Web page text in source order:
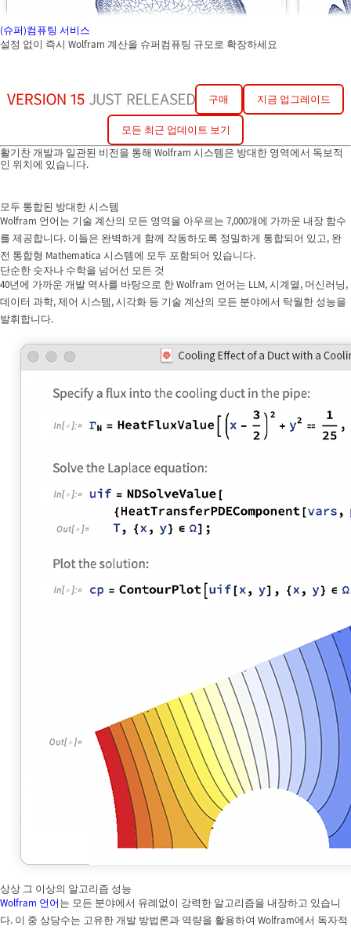
(슈퍼)컴퓨팅 서비스
설정 없이 즉시 Wolfram 계산을 슈퍼컴퓨팅 규모로 확장하세요
구매 지금 업그레이드
모든 최근 업데이트 보기
활기찬 개발과 일관된 비전을 통해 Wolfram 시스템은 방대한 영역에서 독보적
인 위치에 있습니다.
모두 통합된 방대한 시스템
Wolfram 언어는 기술 계산의 모든 영역을 아우르는 7,000개에 가까운 내장 함수
를 제공합니다. 이들은 완벽하게 함께 작동하도록 정밀하게 통합되어 있고, 완
전 통합형 Mathematica 시스템에 모두 포함되어 있습니다.
단순한 숫자나 수학을 넘어선 모든 것
40년에 가까운 개발 역사를 바탕으로 한 Wolfram 언어는 LLM, 시계열, 머신러닝,
데이터 과학, 제어 시스템, 시각화 등 기술 계산의 모든 분야에서 탁월한 성능을
발휘합니다.
상상 그 이상의 알고리즘 성능
Wolfram 언어는 모든 분야에서 유례없이 강력한 알고리즘을 내장하고 있습니
다. 이 중 상당수는 고유한 개발 방법론과 역량을 활용하여 Wolfram에서 독자적